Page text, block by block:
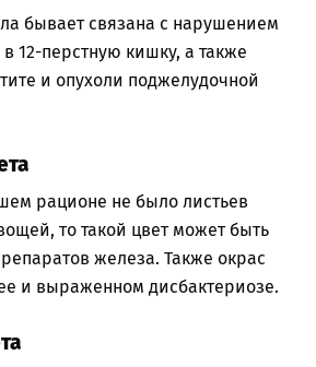
бывает связана с нарушением
12-перстную кишку, а также
и опухоли поджелудочной
рационе не было листьев
то такой цвет может быть
железа. Также окрас
и выраженном дисбактериозе.